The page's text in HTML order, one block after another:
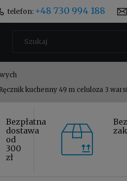
telefon: +48 730 994 188
kuchenny 49 m celuloza 3
Bezpłatna
dostawa
od
300
zł